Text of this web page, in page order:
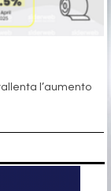
l’aumento